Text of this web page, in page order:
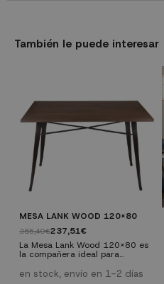
También le puede interesar
MESA LANK WOOD 120X80
365,40€237,51€
La Mesa Lank Wood 120x80 es
la compañera ideal para
gama Lank que encontrarás en
en stock, envío en 1-2 días